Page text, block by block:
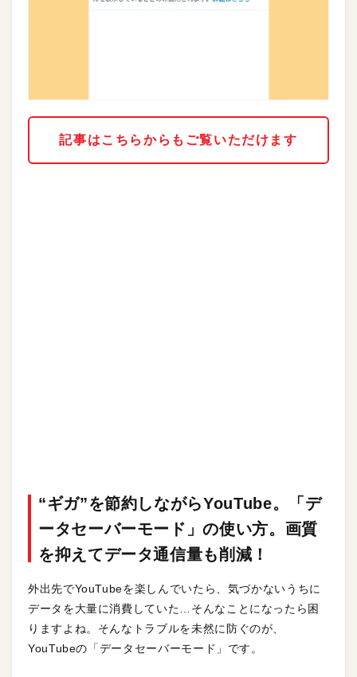
記事はこちらからもご覧いただけます
“ギガ”を節約しながらYouTube。「デ
ータセーバーモード」の使い方。画質
を抑えてデータ通信量も削減！
外出先でYouTubeを楽しんでいたら、気づかないうちに
データを大量に消費していた…そんなことになったら困
りますよね。そんなトラブルを未然に防ぐのが、
YouTubeの「データセーバーモード」です。